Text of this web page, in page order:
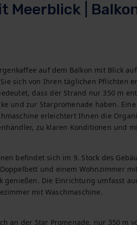
Meerblick |
auf dem Balkon mit Blick
sich von Ihren täglichen Pflichten
dass der Strand nur 350 m
und zur Starpromenade haben.
erleichtert Ihnen die
zu klaren Konditionen und
befindet sich im 9. Stock des
und einem Wohnzimmer
genießen. Die Einrichtung umfasst
mit Waschmaschine.
an der Star Promenade, nur 350 m